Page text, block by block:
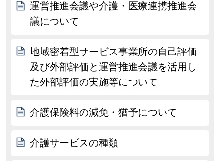
運営推進会議や介護・医療連携推進会
議について
地域密着型サービス事業所の自己評価
及び外部評価と運営推進会議を活用し
た外部評価の実施等について
介護保険料の減免・猶予について
介護サービスの種類